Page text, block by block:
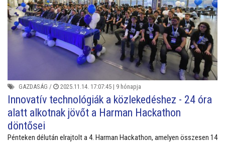
GAZDASÁG / 2025.11.14. 17:07:45 | 9 hónapja
Innovatív technológiák a közlekedéshez - 24 óra
alatt alkotnak jövőt a Harman Hackathon
döntősei
Pénteken délután elrajtolt a 4. Harman Hackathon, amelyen összesen 14